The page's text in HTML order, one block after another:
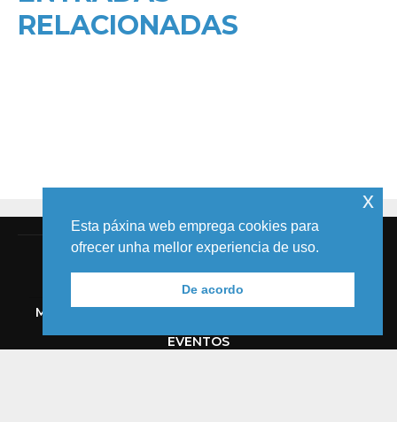
RELACIONADAS
MELIDE
EVENTOS
Esta páxina web emprega cookies para
ofrecer unha mellor experiencia de uso.
De acordo
x